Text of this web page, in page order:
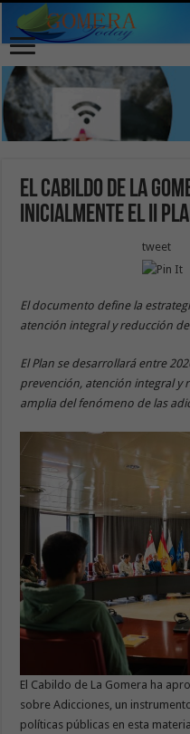
El Cabildo de La
inicialmente el II
tweet
El documento define la
atención integral y reducción
El Plan se desarrollará entre
prevención, atención integral y
amplia del fenómeno de las
El Cabildo de La Gomera ha
sobre Adicciones, un
políticas públicas en esta